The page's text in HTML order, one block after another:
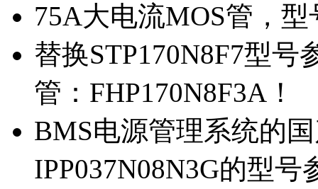
75A大电流MOS管，
替换STP170N8F7型
管：FHP170N8F3A！
BMS电源管理系统的
IPP037N08N3G的型号